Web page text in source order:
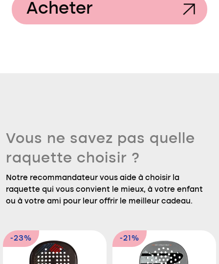
Acheter
Vous ne savez pas quelle
raquette choisir ?
Notre recommandateur vous aide à choisir la
raquette qui vous convient le mieux, à votre enfant
ou à votre ami pour leur offrir le meilleur cadeau.
-23% -21%